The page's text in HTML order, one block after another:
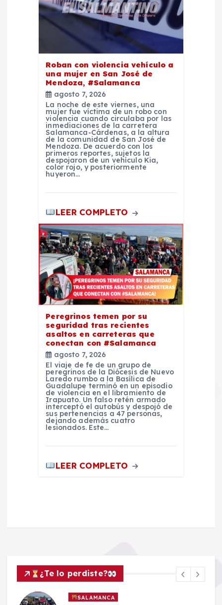
Roban con violencia vehículo a
una mujer en San José de
Mendoza, #Salamanca
agosto 7, 2026
La noche de este viernes, una
mujer fue víctima de un robo con
violencia cuando circulaba por las
inmediaciones de la carretera
Salamanca-Cárdenas, a la altura
de la comunidad de San José de
Mendoza. De acuerdo con los
primeros reportes, sujetos la
despojaron de un vehículo Kia,
color rojo, y posteriormente
huyeron…
LEER COMPLETO
Peregrinos temen por su
seguridad tras recientes
asaltos en carreteras que
conectan con #Salamanca
agosto 7, 2026
El viaje de fe de un grupo de
peregrinos de la Diócesis de Nuevo
Laredo rumbo a la Basílica de
Guadalupe terminó en un episodio
de violencia en el libramiento de
Irapuato. Un falso retén armado
interceptó el autobús y despojó de
sus pertenencias a 47 personas,
dejando además cuatro
lesionados. Este…
LEER COMPLETO
¿Te lo perdiste?
SALAMANCA